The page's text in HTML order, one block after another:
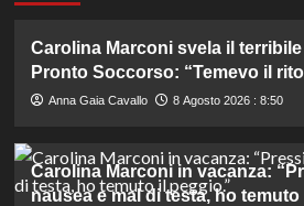
Carolina Marconi svela il
Pronto Soccorso: “Temevo il
Anna Gaia Cavallo 8 Agosto 2026 : 8:50
Carolina Marconi in vacanza:
nausea e mal di testa, ho temuto